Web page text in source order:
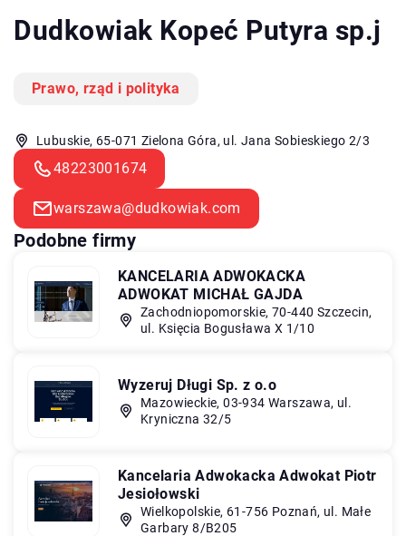
Dudkowiak Kopeć Putyra sp.j
Prawo, rząd i polityka
Lubuskie, 65-071 Zielona Góra, ul. Jana Sobieskiego 2/3
48223001674
warszawa@dudkowiak.com
Podobne firmy
KANCELARIA ADWOKACKA
ADWOKAT MICHAŁ GAJDA
Zachodniopomorskie, 70-440 Szczecin,
ul. Księcia Bogusława X 1/10
Wyzeruj Długi Sp. z o.o
Mazowieckie, 03-934 Warszawa, ul.
Kryniczna 32/5
Kancelaria Adwokacka Adwokat Piotr
Jesiołowski
Wielkopolskie, 61-756 Poznań, ul. Małe
Garbary 8/B205